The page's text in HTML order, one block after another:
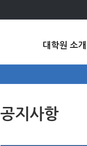
대학원 소개
공지사항